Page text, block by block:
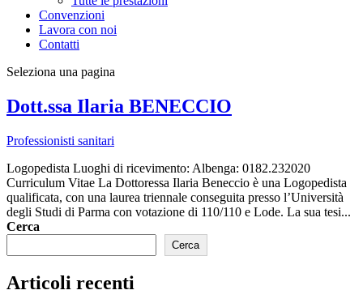
Convenzioni
Lavora con noi
Contatti
Seleziona una pagina
Dott.ssa Ilaria BENECCIO
Professionisti sanitari
Logopedista Luoghi di ricevimento: Albenga: 0182.232020
Curriculum Vitae La Dottoressa Ilaria Beneccio è una Logopedista
qualificata, con una laurea triennale conseguita presso l’Università
degli Studi di Parma con votazione di 110/110 e Lode. La sua tesi...
Cerca
Cerca
Articoli recenti